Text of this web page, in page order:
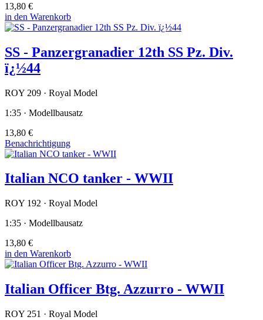
13,80 €
in den Warenkorb
SS - Panzergranadier 12th SS Pz. Div.
ï¿½44
ROY 209 · Royal Model
1:35 · Modellbausatz
13,80 €
Benachrichtigung
Italian NCO tanker - WWII
ROY 192 · Royal Model
1:35 · Modellbausatz
13,80 €
in den Warenkorb
Italian Officer Btg. Azzurro - WWII
ROY 251 · Royal Model